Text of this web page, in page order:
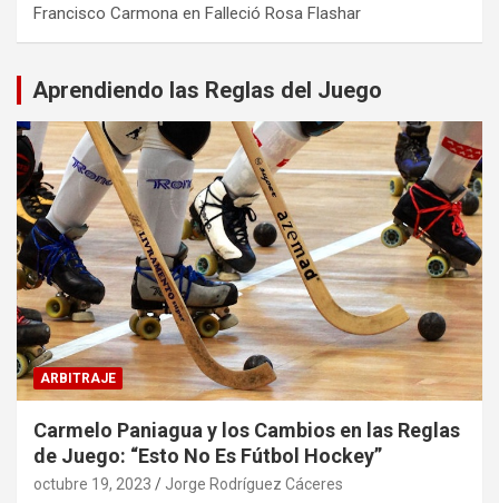
Francisco Carmona en Falleció Rosa Flashar
Aprendiendo las Reglas del Juego
ARBITRAJE
Carmelo Paniagua y los Cambios en las Reglas
de Juego: “Esto No Es Fútbol Hockey”
octubre 19, 2023 Jorge Rodríguez Cáceres